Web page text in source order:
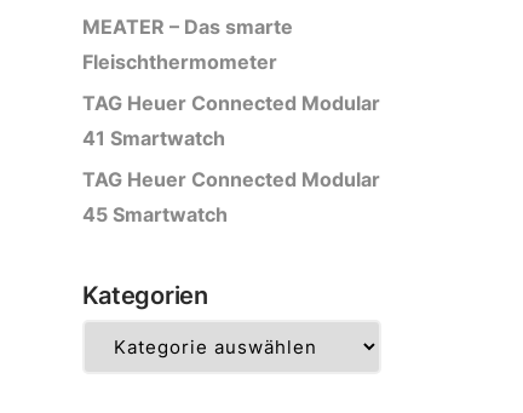
MEATER – Das smarte
Fleischthermometer
TAG Heuer Connected Modular
41 Smartwatch
TAG Heuer Connected Modular
45 Smartwatch
Kategorien